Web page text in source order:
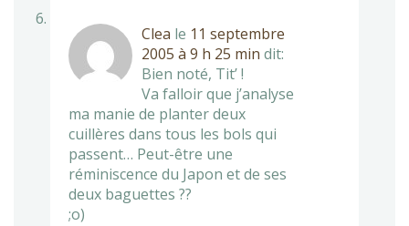
Clea le 11 septembre
2005 à 9 h 25 min dit:
Bien noté, Tit’ !
Va falloir que j’analyse
ma manie de planter deux
cuillères dans tous les bols qui
passent… Peut-être une
réminiscence du Japon et de ses
deux baguettes ??
;o)